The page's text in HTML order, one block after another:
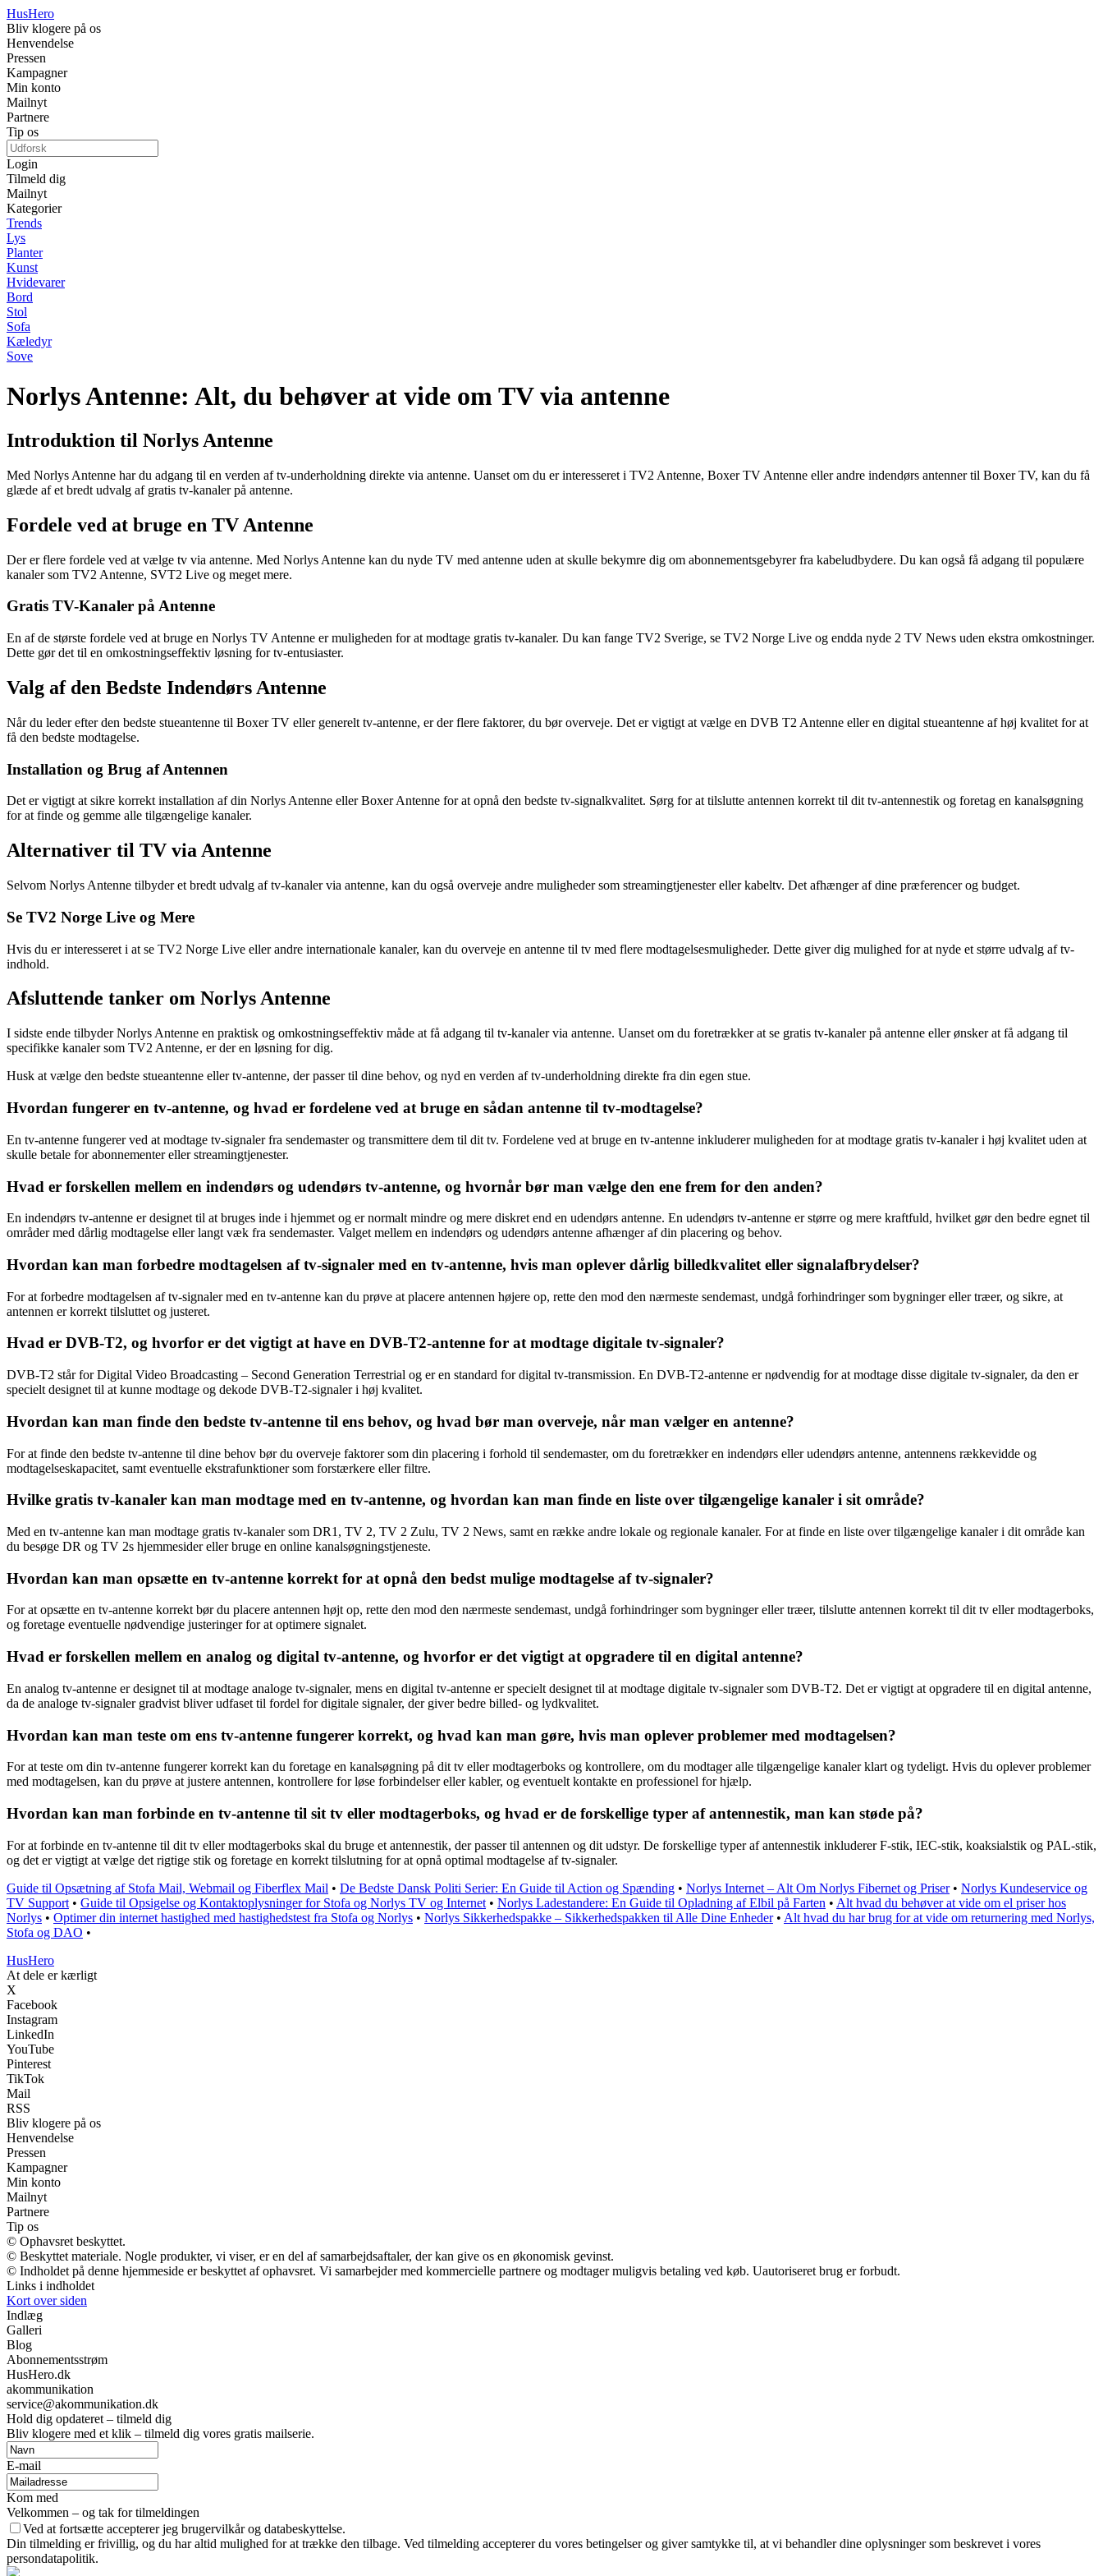
HusHero
Bliv klogere på os
Henvendelse
Pressen
Kampagner
Min konto
Mailnyt
Partnere
Tip os
Login
Tilmeld dig
Mailnyt
Kategorier
Trends
Lys
Planter
Kunst
Hvidevarer
Bord
Stol
Sofa
Kæledyr
Sove
Norlys Antenne: Alt, du behøver at vide om TV via antenne
Introduktion til Norlys Antenne
Med Norlys Antenne har du adgang til en verden af tv-underholdning direkte via antenne. Uanset om du er interesseret i TV2 Antenne, Boxer TV Antenne eller andre indendørs antenner til Boxer TV, kan du få
glæde af et bredt udvalg af gratis tv-kanaler på antenne.
Fordele ved at bruge en TV Antenne
Der er flere fordele ved at vælge tv via antenne. Med Norlys Antenne kan du nyde TV med antenne uden at skulle bekymre dig om abonnementsgebyrer fra kabeludbydere. Du kan også få adgang til populære
kanaler som TV2 Antenne, SVT2 Live og meget mere.
Gratis TV-Kanaler på Antenne
En af de største fordele ved at bruge en Norlys TV Antenne er muligheden for at modtage gratis tv-kanaler. Du kan fange TV2 Sverige, se TV2 Norge Live og endda nyde 2 TV News uden ekstra omkostninger.
Dette gør det til en omkostningseffektiv løsning for tv-entusiaster.
Valg af den Bedste Indendørs Antenne
Når du leder efter den bedste stueantenne til Boxer TV eller generelt tv-antenne, er der flere faktorer, du bør overveje. Det er vigtigt at vælge en DVB T2 Antenne eller en digital stueantenne af høj kvalitet for at
få den bedste modtagelse.
Installation og Brug af Antennen
Det er vigtigt at sikre korrekt installation af din Norlys Antenne eller Boxer Antenne for at opnå den bedste tv-signalkvalitet. Sørg for at tilslutte antennen korrekt til dit tv-antennestik og foretag en kanalsøgning
for at finde og gemme alle tilgængelige kanaler.
Alternativer til TV via Antenne
Selvom Norlys Antenne tilbyder et bredt udvalg af tv-kanaler via antenne, kan du også overveje andre muligheder som streamingtjenester eller kabeltv. Det afhænger af dine præferencer og budget.
Se TV2 Norge Live og Mere
Hvis du er interesseret i at se TV2 Norge Live eller andre internationale kanaler, kan du overveje en antenne til tv med flere modtagelsesmuligheder. Dette giver dig mulighed for at nyde et større udvalg af tv-
indhold.
Afsluttende tanker om Norlys Antenne
I sidste ende tilbyder Norlys Antenne en praktisk og omkostningseffektiv måde at få adgang til tv-kanaler via antenne. Uanset om du foretrækker at se gratis tv-kanaler på antenne eller ønsker at få adgang til
specifikke kanaler som TV2 Antenne, er der en løsning for dig.
Husk at vælge den bedste stueantenne eller tv-antenne, der passer til dine behov, og nyd en verden af tv-underholdning direkte fra din egen stue.
Hvordan fungerer en tv-antenne, og hvad er fordelene ved at bruge en sådan antenne til tv-modtagelse?
En tv-antenne fungerer ved at modtage tv-signaler fra sendemaster og transmittere dem til dit tv. Fordelene ved at bruge en tv-antenne inkluderer muligheden for at modtage gratis tv-kanaler i høj kvalitet uden at
skulle betale for abonnementer eller streamingtjenester.
Hvad er forskellen mellem en indendørs og udendørs tv-antenne, og hvornår bør man vælge den ene frem for den anden?
En indendørs tv-antenne er designet til at bruges inde i hjemmet og er normalt mindre og mere diskret end en udendørs antenne. En udendørs tv-antenne er større og mere kraftfuld, hvilket gør den bedre egnet til
områder med dårlig modtagelse eller langt væk fra sendemaster. Valget mellem en indendørs og udendørs antenne afhænger af din placering og behov.
Hvordan kan man forbedre modtagelsen af tv-signaler med en tv-antenne, hvis man oplever dårlig billedkvalitet eller signalafbrydelser?
For at forbedre modtagelsen af tv-signaler med en tv-antenne kan du prøve at placere antennen højere op, rette den mod den nærmeste sendemast, undgå forhindringer som bygninger eller træer, og sikre, at
antennen er korrekt tilsluttet og justeret.
Hvad er DVB-T2, og hvorfor er det vigtigt at have en DVB-T2-antenne for at modtage digitale tv-signaler?
DVB-T2 står for Digital Video Broadcasting – Second Generation Terrestrial og er en standard for digital tv-transmission. En DVB-T2-antenne er nødvendig for at modtage disse digitale tv-signaler, da den er
specielt designet til at kunne modtage og dekode DVB-T2-signaler i høj kvalitet.
Hvordan kan man finde den bedste tv-antenne til ens behov, og hvad bør man overveje, når man vælger en antenne?
For at finde den bedste tv-antenne til dine behov bør du overveje faktorer som din placering i forhold til sendemaster, om du foretrækker en indendørs eller udendørs antenne, antennens rækkevidde og
modtagelseskapacitet, samt eventuelle ekstrafunktioner som forstærkere eller filtre.
Hvilke gratis tv-kanaler kan man modtage med en tv-antenne, og hvordan kan man finde en liste over tilgængelige kanaler i sit område?
Med en tv-antenne kan man modtage gratis tv-kanaler som DR1, TV 2, TV 2 Zulu, TV 2 News, samt en række andre lokale og regionale kanaler. For at finde en liste over tilgængelige kanaler i dit område kan
du besøge DR og TV 2s hjemmesider eller bruge en online kanalsøgningstjeneste.
Hvordan kan man opsætte en tv-antenne korrekt for at opnå den bedst mulige modtagelse af tv-signaler?
For at opsætte en tv-antenne korrekt bør du placere antennen højt op, rette den mod den nærmeste sendemast, undgå forhindringer som bygninger eller træer, tilslutte antennen korrekt til dit tv eller modtagerboks,
og foretage eventuelle nødvendige justeringer for at optimere signalet.
Hvad er forskellen mellem en analog og digital tv-antenne, og hvorfor er det vigtigt at opgradere til en digital antenne?
En analog tv-antenne er designet til at modtage analoge tv-signaler, mens en digital tv-antenne er specielt designet til at modtage digitale tv-signaler som DVB-T2. Det er vigtigt at opgradere til en digital antenne,
da de analoge tv-signaler gradvist bliver udfaset til fordel for digitale signaler, der giver bedre billed- og lydkvalitet.
Hvordan kan man teste om ens tv-antenne fungerer korrekt, og hvad kan man gøre, hvis man oplever problemer med modtagelsen?
For at teste om din tv-antenne fungerer korrekt kan du foretage en kanalsøgning på dit tv eller modtagerboks og kontrollere, om du modtager alle tilgængelige kanaler klart og tydeligt. Hvis du oplever problemer
med modtagelsen, kan du prøve at justere antennen, kontrollere for løse forbindelser eller kabler, og eventuelt kontakte en professionel for hjælp.
Hvordan kan man forbinde en tv-antenne til sit tv eller modtagerboks, og hvad er de forskellige typer af antennestik, man kan støde på?
For at forbinde en tv-antenne til dit tv eller modtagerboks skal du bruge et antennestik, der passer til antennen og dit udstyr. De forskellige typer af antennestik inkluderer F-stik, IEC-stik, koaksialstik og PAL-stik,
og det er vigtigt at vælge det rigtige stik og foretage en korrekt tilslutning for at opnå optimal modtagelse af tv-signaler.
Guide til Opsætning af Stofa Mail, Webmail og Fiberflex Mail • De Bedste Dansk Politi Serier: En Guide til Action og Spænding • Norlys Internet – Alt Om Norlys Fibernet og Priser• Norlys Kundeservice og
TV Support • Guide til Opsigelse og Kontaktoplysninger for Stofa og Norlys TV og Internet • Norlys Ladestandere: En Guide til Opladning af Elbil på Farten • Alt hvad du behøver at vide om el priser hos
Norlys • Optimer din internet hastighed med hastighedstest fra Stofa og Norlys • Norlys Sikkerhedspakke – Sikkerhedspakken til Alle Dine Enheder• Alt hvad du har brug for at vide om returnering med Norlys,
Stofa og DAO •
HusHero
At dele er kærligt
X
Facebook
Instagram
LinkedIn
YouTube
Pinterest
TikTok
Mail
RSS
Bliv klogere på os
Henvendelse
Pressen
Kampagner
Min konto
Mailnyt
Partnere
Tip os
© Ophavsret beskyttet.
© Beskyttet materiale. Nogle produkter, vi viser, er en del af samarbejdsaftaler, der kan give os en økonomisk gevinst.
© Indholdet på denne hjemmeside er beskyttet af ophavsret. Vi samarbejder med kommercielle partnere og modtager muligvis betaling ved køb. Uautoriseret brug er forbudt.
Links i indholdet
Kort over siden
Indlæg
Galleri
Blog
Abonnementsstrøm
HusHero.dk
akommunikation
service@akommunikation.dk
Hold dig opdateret – tilmeld dig
Bliv klogere med et klik – tilmeld dig vores gratis mailserie.
E-mail
Kom med
Velkommen – og tak for tilmeldingen
Ved at fortsætte accepterer jeg brugervilkår og databeskyttelse.
Din tilmelding er frivillig, og du har altid mulighed for at trække den tilbage. Ved tilmelding accepterer du vores betingelser og giver samtykke til, at vi behandler dine oplysninger som beskrevet i vores
persondatapolitik.